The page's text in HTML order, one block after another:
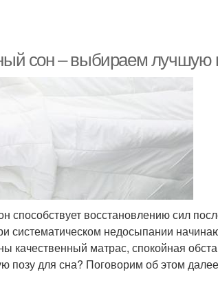
сон – выбираем лучшую
восстановлению сил
систематическом недосыпании
качественный матрас, спокойная
позу для сна? Поговорим об этом